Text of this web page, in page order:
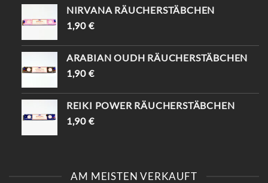
NIRVANA RÄUCHERSTÄBCHEN
1,90 €
ARABIAN OUDH RÄUCHERSTÄBCHEN
1,90 €
REIKI POWER RÄUCHERSTÄBCHEN
1,90 €
AM MEISTEN VERKAUFT